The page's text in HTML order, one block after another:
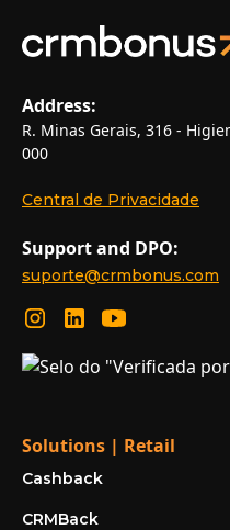
Address:
R. Minas Gerais, 316 -
000
Central de Privacidade
Support and DPO:
suporte@crmbonus.com
Solutions | Retail
Cashback
CRMBack